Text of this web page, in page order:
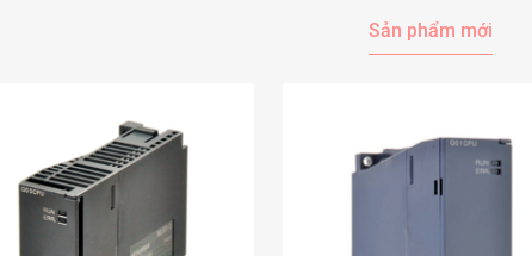
Sản phẩm mới